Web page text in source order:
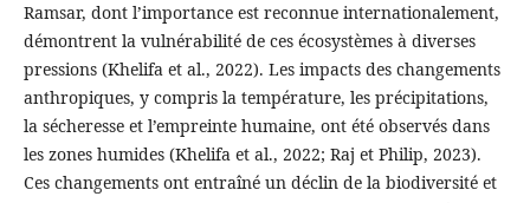
Ramsar, dont l’importance est reconnue internationalement,
démontrent la vulnérabilité de ces écosystèmes à diverses
pressions (Khelifa et al., 2022). Les impacts des changements
anthropiques, y compris la température, les précipitations,
la sécheresse et l’empreinte humaine, ont été observés dans
les zones humides (Khelifa et al., 2022; Raj et Philip, 2023).
Ces changements ont entraîné un déclin de la biodiversité et